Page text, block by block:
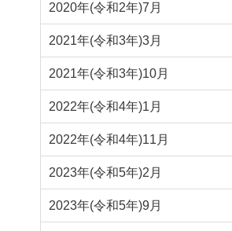
2020年(令和2年)7月
2021年(令和3年)3月
2021年(令和3年)10月
2022年(令和4年)1月
2022年(令和4年)11月
2023年(令和5年)2月
2023年(令和5年)9月